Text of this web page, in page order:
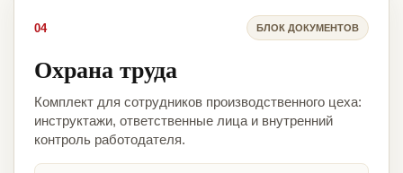
04 БЛОК ДОКУМЕНТОВ
Охрана труда
Комплект для сотрудников производственного цеха:
инструктажи, ответственные лица и внутренний
контроль работодателя.